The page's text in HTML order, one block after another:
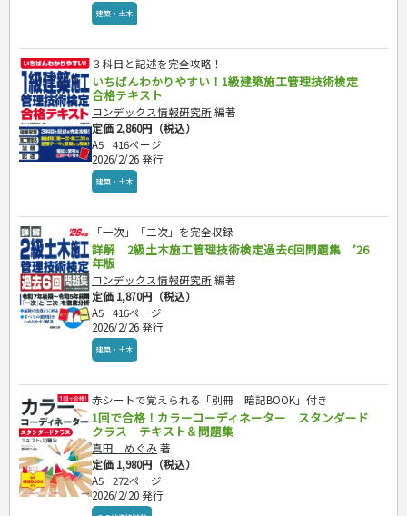
保育士
司法書士・社労士
行政書士・宅建
FP
衛生管理・運行管理
建築・土木
電気・危険物
調理師
スキル・キャリアアップ
危険物取扱者
登録販売者
その他資格試験
ビジネス
経営・経済・法律
マネー・株・資産
ビジネス・法律
その他ビジネス
自己啓発
旅行・歴史
国内・海外旅行
国内旅行
散歩・グルメ
地理・地図
歴史
成美文庫
その他文庫
ダイアリー
ダイアリー
プラチナダイアリー プレステージ
建築・土木
３科目と記述を完全攻略！
いちばんわかりやすい！1級建築施工管理技術検定
合格テキスト
コンデックス情報研究所編著
定価 2,860円（税込）
A5
416ページ
2026/2/26 発行
建築・土木
「一次」「二次」を完全収録
詳解 2級土木施工管理技術検定過去6回問題集 ’26
年版
コンデックス情報研究所編著
定価 1,870円（税込）
A5
416ページ
2026/2/26 発行
建築・土木
赤シートで覚えられる「別冊 暗記BOOK」付き
1回で合格！カラーコーディネーター スタンダード
クラス テキスト＆問題集
真田 めぐみ 著
定価 1,980円（税込）
A5
272ページ
2026/2/20 発行